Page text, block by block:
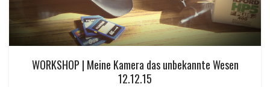
WORKSHOP | Meine Kamera das unbekannte Wesen
12.12.15